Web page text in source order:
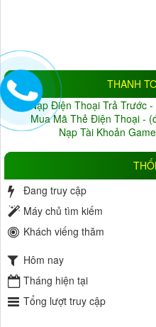
4.0MP
Đang cập nhật(10)
BẢO
Không(1)
(0)
5 tháng(0)
7 tháng(0)
9 tháng(1)
11 tháng(0)
18 tháng
HDD(6)
THANH
Nạp Điện Thoại Trả Trước
Mua Mã Thẻ Điện Thoại -
Nạp Tài Khoản
Đang truy cập
Máy chủ tìm kiếm
Khách viếng thăm
Hôm nay
Tháng hiện tại
Tổng lượt truy cập